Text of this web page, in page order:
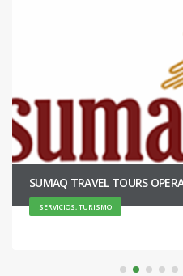
SUMAQ TRAVEL TOURS
SERVICIOS, TURISMO